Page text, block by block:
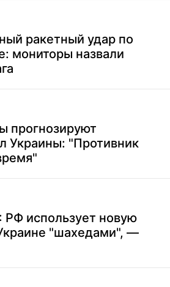
ракетный удар по
мониторы назвали
прогнозируют
Украины: "Противник
РФ использует новую
"шахедами", —